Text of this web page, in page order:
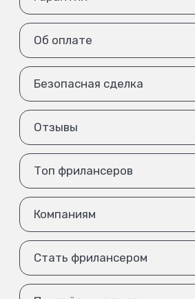
Об оплате
Безопасная сделка
Отзывы
Топ фрилансеров
Компаниям
Стать фрилансером